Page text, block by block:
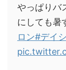
やっぱりバ
にしても暑
ロン#デイ